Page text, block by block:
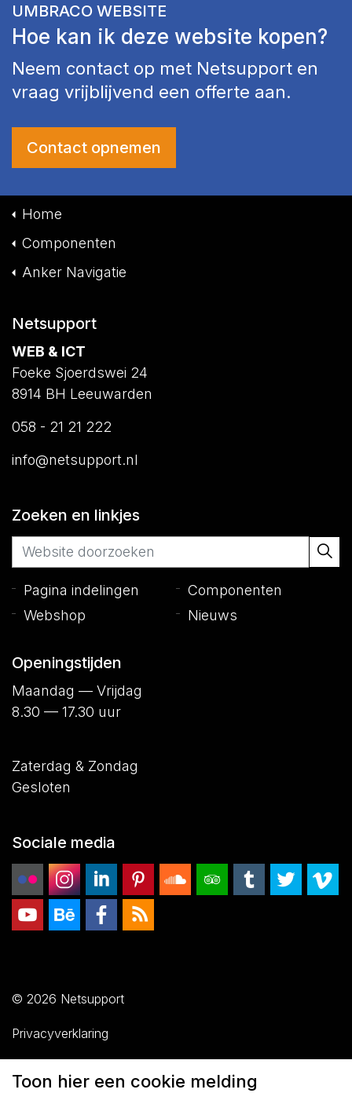
UMBRACO WEBSITE
Hoe kan ik deze website kopen?
Neem contact op met Netsupport en
vraag vrijblijvend een offerte aan.
Contact opnemen
Home
Componenten
Anker Navigatie
Netsupport
WEB & ICT
Foeke Sjoerdswei 24
8914 BH Leeuwarden
058 - 21 21 222
info@netsupport.nl
Zoeken en linkjes
Pagina indelingen
Componenten
Webshop
Nieuws
Openingstijden
Maandag — Vrijdag
8.30 — 17.30 uur
Zaterdag & Zondag
Gesloten
Sociale media
© 2026 Netsupport
Privacyverklaring
Toon hier een cookie melding